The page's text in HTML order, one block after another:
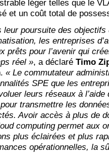
léger telles que le
et un coût total de
leur poursuite des objectifs
les entreprises
prêts pour l’avenir qui
réel », a déclaré Timo
« Le commutateur
SPE que les
leurs réseaux à
transmettre les
Avoir accès à plus de
computing permet aux
plus éclairées et plus
opérationnelles, la